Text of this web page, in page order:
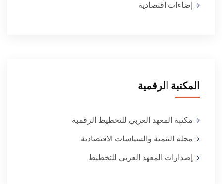
إضاءات اقتصادية
المكتبة الرقمية
مكتبة المعهد العربي للتخطيط الرقمبة
مجلة التنمية والسياسات الاقتصادية
إصدارات المعهد العربي للتخطيط